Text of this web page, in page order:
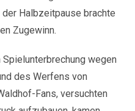
Halbzeitpause brachte
Zugewinn.
wegen
des Werfens von
Fans, versuchten